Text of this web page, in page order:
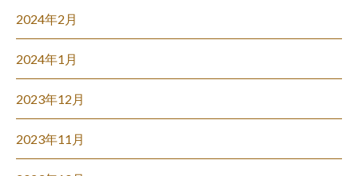
2024年2月
2024年1月
2023年12月
2023年11月